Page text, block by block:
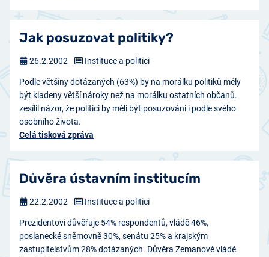
Jak posuzovat politiky?
Podle většiny dotázaných (63%) by na morálku politiků měly
být kladeny větší nároky než na morálku ostatních občanů.
zesílil názor, že politici by měli být posuzováni i podle svého
osobního života.
Celá tisková zpráva
26.2.2002 Instituce a politici
Důvěra ústavním institucím
Prezidentovi důvěřuje 54% respondentů, vládě 46%,
poslanecké sněmovně 30%, senátu 25% a krajským
zastupitelstvům 28% dotázaných. Důvěra Zemanově vládě
22.2.2002 Instituce a politici